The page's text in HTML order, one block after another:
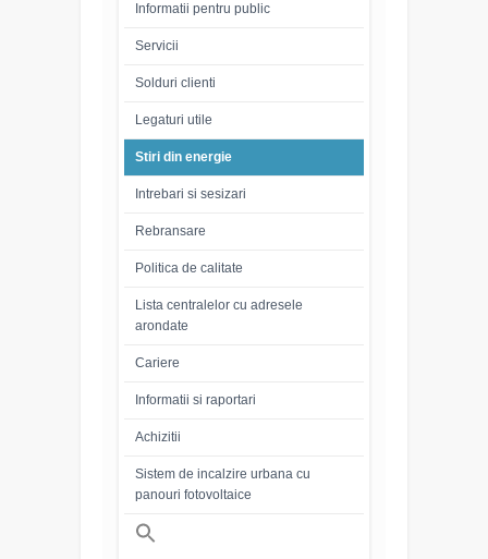
Informatii pentru public
Servicii
Solduri clienti
Legaturi utile
Stiri din energie
Intrebari si sesizari
Rebransare
Politica de calitate
Lista centralelor cu adresele
arondate
Cariere
Informatii si raportari
Achizitii
Sistem de incalzire urbana cu
panouri fotovoltaice